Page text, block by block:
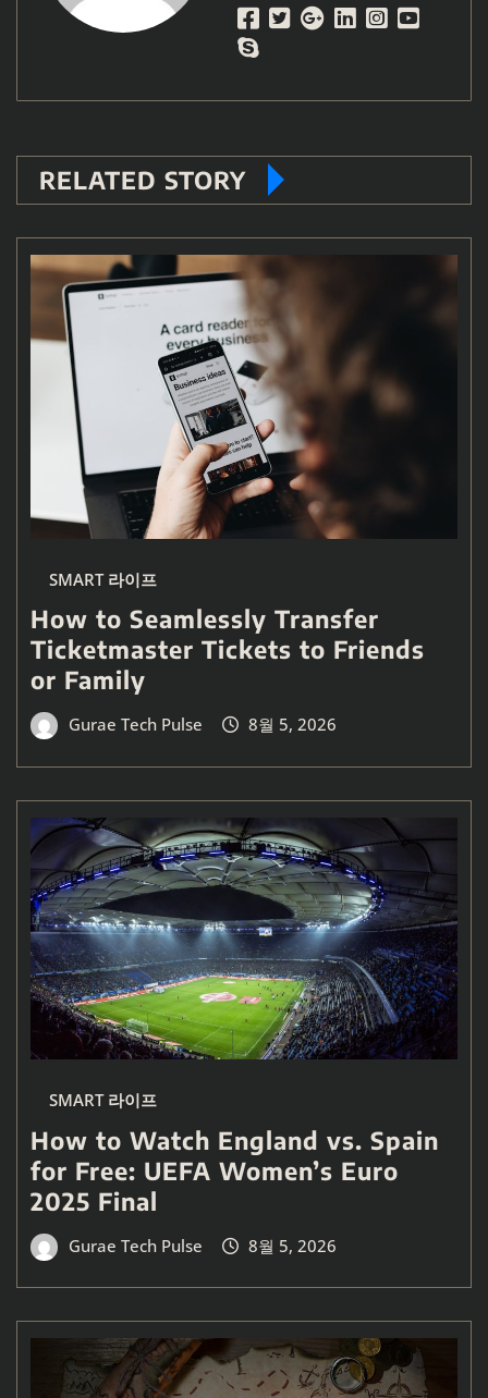
RELATED STORY
SMART 라이프
How to Seamlessly Transfer
Ticketmaster Tickets to Friends
or Family
Gurae Tech Pulse 8월 5, 2026
SMART 라이프
How to Watch England vs. Spain
for Free: UEFA Women’s Euro
2025 Final
Gurae Tech Pulse 8월 5, 2026